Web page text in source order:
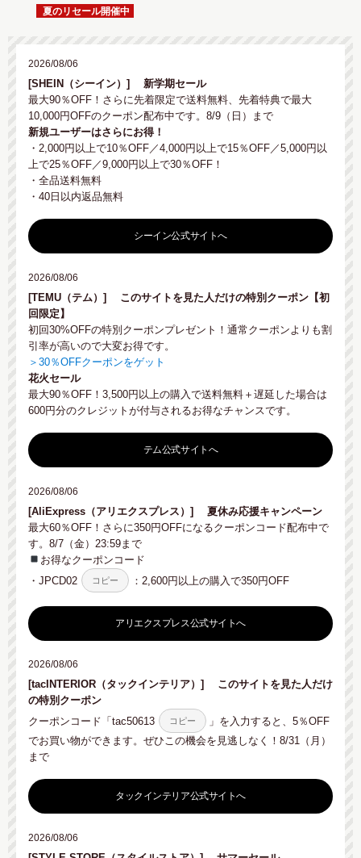
夏のリセール開催中
2026/08/06
[SHEIN（シーイン）]
新学期セール
最大90％OFF！さらに先着限定で送料無料、先着特典で最大
10,000円OFFのクーポン配布中です。8/9（日）まで
新規ユーザーはさらにお得！
・2,000円以上で10％OFF／4,000円以上で15％OFF／5,000円以
上で25％OFF／9,000円以上で30％OFF！
・全品送料無料
・40日以内返品無料
シーイン公式サイトへ
2026/08/06
[TEMU（テム）]
このサイトを見た人だけの特別クーポン【初
回限定】
初回30%OFFの特別クーポンプレゼント！通常クーポンよりも割
引率が高いので大変お得です。
＞30％OFFクーポンをゲット
花火セール
最大90％OFF！3,500円以上の購入で送料無料＋遅延した場合は
600円分のクレジットが付与されるお得なチャンスです。
テム公式サイトへ
2026/08/06
[AliExpress（アリエクスプレス）]
夏休み応援キャンペーン
最大60％OFF！さらに350円OFFになるクーポンコード配布中で
す。8/7（金）23:59まで
お得なクーポンコード
・ JPCD02 コピー ：2,600円以上の購入で350円OFF
アリエクスプレス公式サイトへ
2026/08/06
[tacINTERIOR（タックインテリア）]
このサイトを見た人だけ
の特別クーポン
クーポンコード「 tac50613 コピー
」を入力すると、5％OFF
でお買い物ができます。ぜひこの機会を見逃しなく！8/31（月）
まで
タックインテリア公式サイトへ
2026/08/06